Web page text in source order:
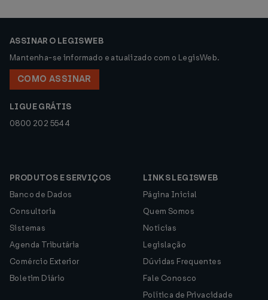
ASSINAR O LEGISWEB
Mantenha-se informado e atualizado com o LegisWeb.
COMO ASSINAR
LIGUE GRÁTIS
0800 202 5544
PRODUTOS E SERVIÇOS
Banco de Dados
Consultoria
Sistemas
Agenda Tributária
Comércio Exterior
Boletim Diário
LINKS LEGISWEB
Página Inicial
Quem Somos
Notícias
Legislação
Dúvidas Frequentes
Fale Conosco
Política de Privacidade